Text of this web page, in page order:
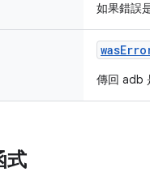
如果錯誤
was
傳回 adb
式